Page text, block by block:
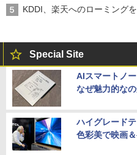
KDDI、楽天へのローミング
Special Site
AIスマートノ
なぜ魅力的なの
ハイグレード
色彩美で映画